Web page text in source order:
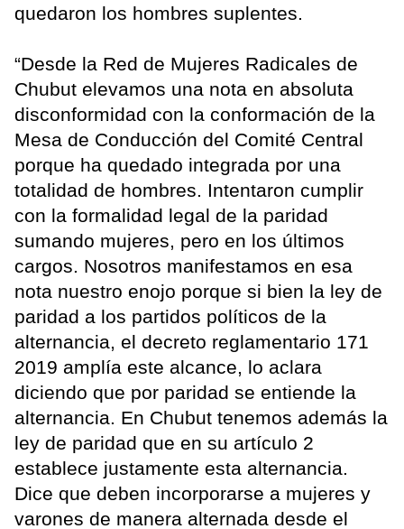
quedaron los hombres suplentes.
“Desde la Red de Mujeres Radicales de
Chubut elevamos una nota en absoluta
disconformidad con la conformación de la
Mesa de Conducción del Comité Central
porque ha quedado integrada por una
totalidad de hombres. Intentaron cumplir
con la formalidad legal de la paridad
sumando mujeres, pero en los últimos
cargos. Nosotros manifestamos en esa
nota nuestro enojo porque si bien la ley de
paridad a los partidos políticos de la
alternancia, el decreto reglamentario 171
2019 amplía este alcance, lo aclara
diciendo que por paridad se entiende la
alternancia. En Chubut tenemos además la
ley de paridad que en su artículo 2
establece justamente esta alternancia.
Dice que deben incorporarse a mujeres y
varones de manera alternada desde el